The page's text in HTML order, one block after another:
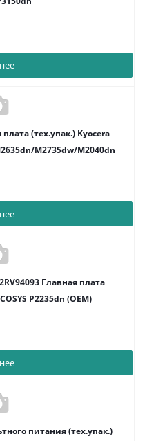
(тех.упак.) Kyocera
M2735dw/M2040dn
Главная плата
P2235dn (OEM)
питания (тех.упак.)